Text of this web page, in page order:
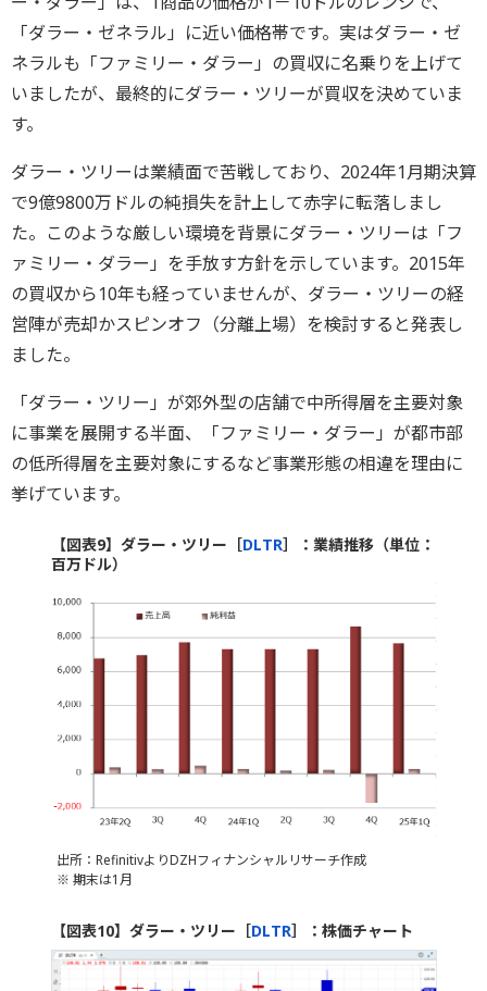
「ダラー・ゼネラル」に近い価格帯です。実はダラー・ゼ
ネラルも「ファミリー・ダラー」の買収に名乗りを上げて
いましたが、最終的にダラー・ツリーが買収を決めていま
す。
ダラー・ツリーは業績面で苦戦しており、2024年1月期決算
で9億9800万ドルの純損失を計上して赤字に転落しまし
た。このような厳しい環境を背景にダラー・ツリーは「フ
ァミリー・ダラー」を手放す方針を示しています。2015年
の買収から10年も経っていませんが、ダラー・ツリーの経
営陣が売却かスピンオフ（分離上場）を検討すると発表し
ました。
「ダラー・ツリー」が郊外型の店舗で中所得層を主要対象
に事業を展開する半面、「ファミリー・ダラー」が都市部
の低所得層を主要対象にするなど事業形態の相違を理由に
挙げています。
【図表9】ダラー・ツリー［DLTR］：業績推移（単位：
百万ドル）
出所：RefinitivよりDZHフィナンシャルリサーチ作成
※ 期末は1月
【図表10】ダラー・ツリー［DLTR］：株価チャート